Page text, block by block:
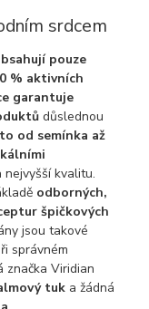
srdcem
pouze
% aktivních
garantuje
důslednou
to od semínka až
nejvyšší kvalitu.
odborných,
špičkových
jsou takové
správném
značka Viridian
tuk a žádná